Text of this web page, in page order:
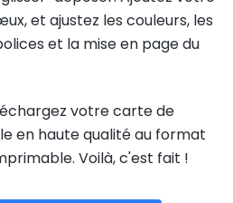
et ajustez les couleurs, les
et la mise en page du
votre carte de
en haute qualité au format
Voilà, c'est fait !